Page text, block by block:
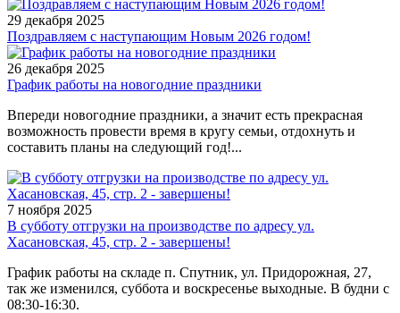
29 декабря 2025
Поздравляем с наступающим Новым 2026 годом!
26 декабря 2025
График работы на новогодние праздники
Впереди новогодние праздники, а значит есть прекрасная
возможность провести время в кругу семьи, отдохнуть и
составить планы на следующий год!...
7 ноября 2025
В субботу отгрузки на производстве по адресу ул.
Хасановская, 45, стр. 2 - завершены!
График работы на складе п. Спутник, ул. Придорожная, 27,
так же изменился, суббота и воскресенье выходные. В будни с
08:30-16:30.